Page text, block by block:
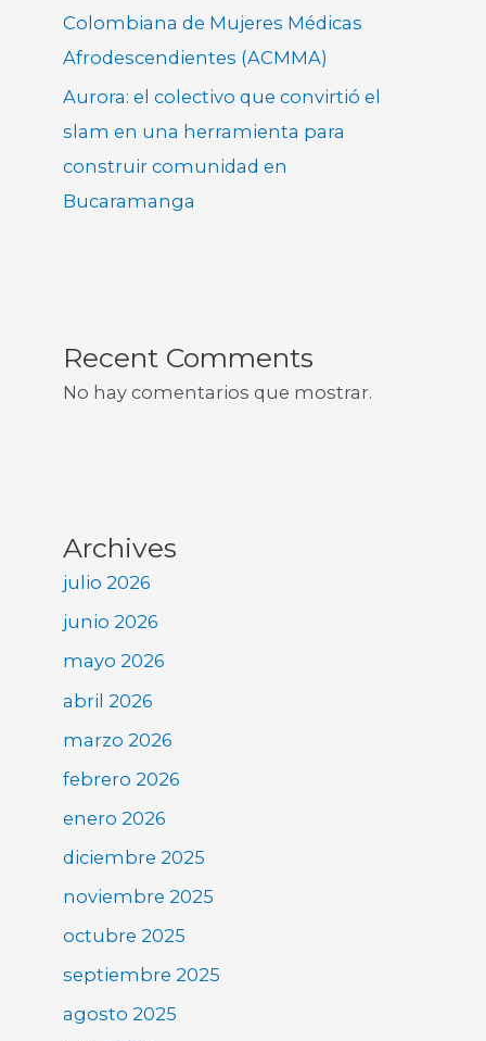
Colombiana de Mujeres Médicas
Afrodescendientes (ACMMA)
Aurora: el colectivo que convirtió el
slam en una herramienta para
construir comunidad en
Bucaramanga
Recent Comments
No hay comentarios que mostrar.
Archives
julio 2026
junio 2026
mayo 2026
abril 2026
marzo 2026
febrero 2026
enero 2026
diciembre 2025
noviembre 2025
octubre 2025
septiembre 2025
agosto 2025